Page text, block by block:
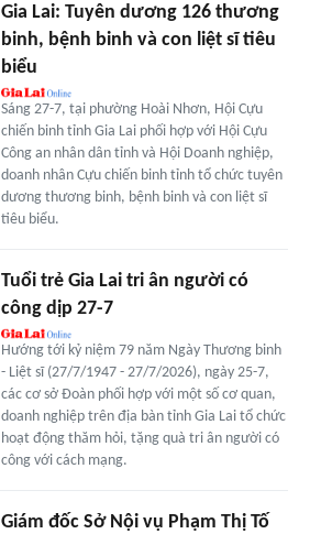
Gia Lai: Tuyên dương 126 thương
binh, bệnh binh và con liệt sĩ tiêu
biểu
Sáng 27-7, tại phường Hoài Nhơn, Hội Cựu
chiến binh tỉnh Gia Lai phối hợp với Hội Cựu
Công an nhân dân tỉnh và Hội Doanh nghiệp,
doanh nhân Cựu chiến binh tỉnh tổ chức tuyên
dương thương binh, bệnh binh và con liệt sĩ
tiêu biểu.
Tuổi trẻ Gia Lai tri ân người có
công dịp 27-7
Hướng tới kỷ niệm 79 năm Ngày Thương binh
- Liệt sĩ (27/7/1947 - 27/7/2026), ngày 25-7,
các cơ sở Đoàn phối hợp với một số cơ quan,
doanh nghiệp trên địa bàn tỉnh Gia Lai tổ chức
hoạt động thăm hỏi, tặng quà tri ân người có
công với cách mạng.
Giám đốc Sở Nội vụ Phạm Thị Tố